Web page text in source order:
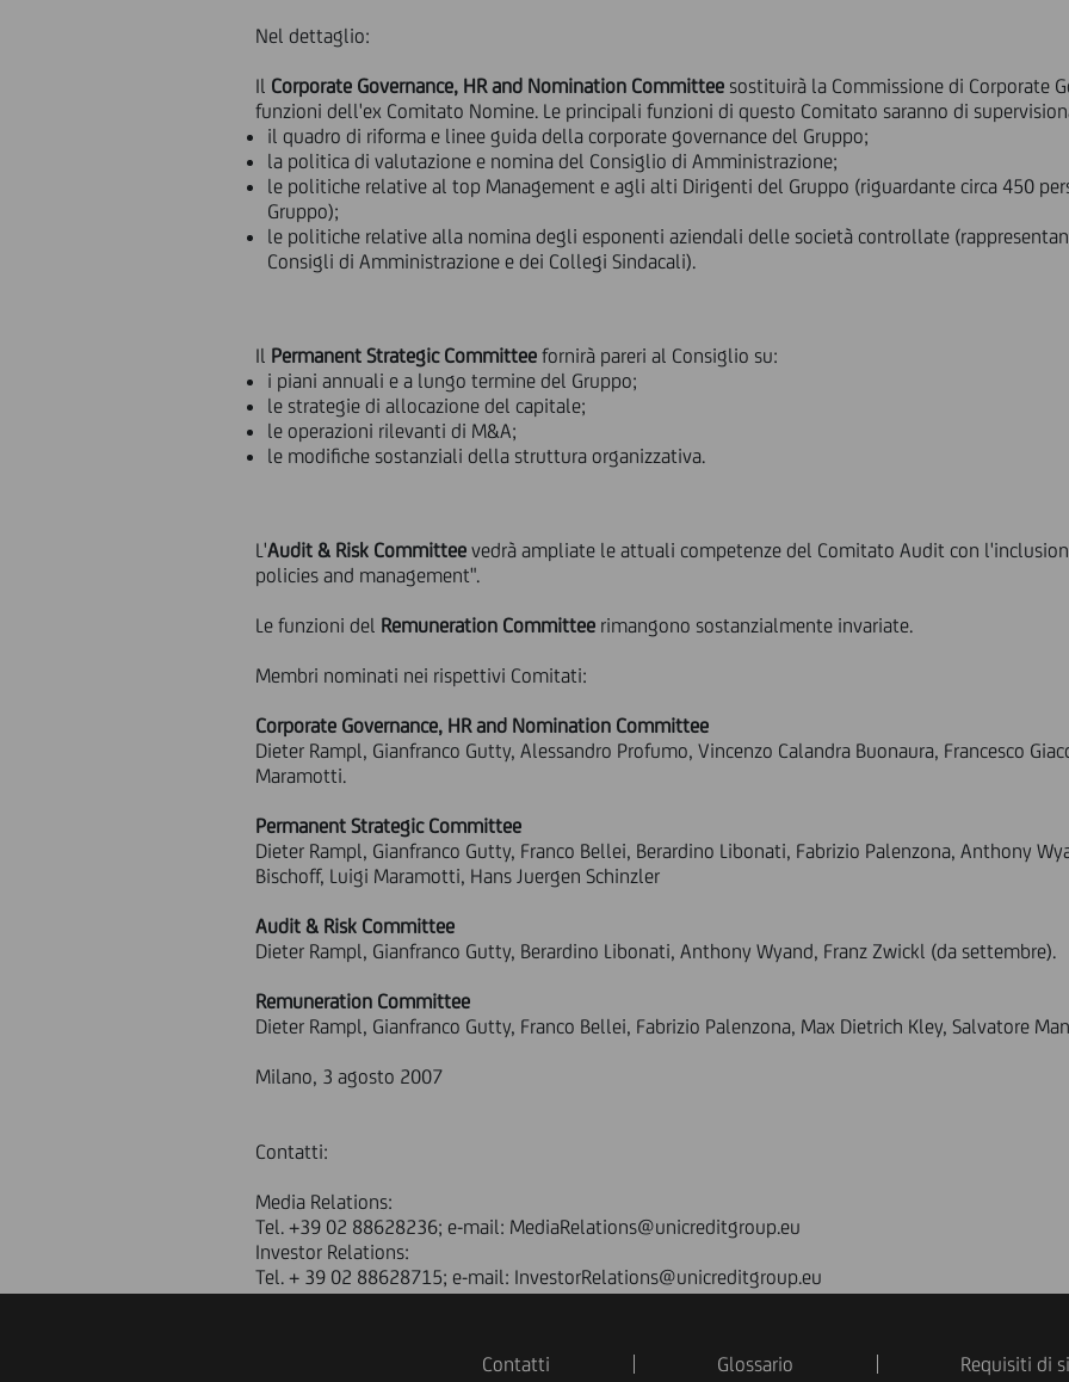
Nel dettaglio:
Il Corporate Governance, HR and Nomination Committee sostituirà la Commissione di Corporate
funzioni dell'ex Comitato Nomine. Le principali funzioni di questo Comitato saranno di
il quadro di riforma e linee guida della corporate governance del Gruppo;
la politica di valutazione e nomina del Consiglio di Amministrazione;
le politiche relative al top Management e agli alti Dirigenti del Gruppo (riguardante circa 450
Gruppo);
le politiche relative alla nomina degli esponenti aziendali delle società controllate
Consigli di Amministrazione e dei Collegi Sindacali).
Il Permanent Strategic Committee fornirà pareri al Consiglio su:
i piani annuali e a lungo termine del Gruppo;
le strategie di allocazione del capitale;
le operazioni rilevanti di M&A;
le modifiche sostanziali della struttura organizzativa.
L'Audit & Risk Committee vedrà ampliate le attuali competenze del Comitato Audit con
policies and management".
Le funzioni del Remuneration Committee rimangono sostanzialmente invariate.
Membri nominati nei rispettivi Comitati:
Corporate Governance, HR and Nomination Committee
Dieter Rampl, Gianfranco Gutty, Alessandro Profumo, Vincenzo Calandra Buonaura, Francesco
Maramotti.
Permanent Strategic Committee
Dieter Rampl, Gianfranco Gutty, Franco Bellei, Berardino Libonati, Fabrizio Palenzona, Anthony
Bischoff, Luigi Maramotti, Hans Juergen Schinzler
Audit & Risk Committee
Dieter Rampl, Gianfranco Gutty, Berardino Libonati, Anthony Wyand, Franz Zwickl (da settembre).
Remuneration Committee
Dieter Rampl, Gianfranco Gutty, Franco Bellei, Fabrizio Palenzona, Max Dietrich Kley, Salvatore
Milano, 3 agosto 2007
Contatti:
Media Relations:
Tel. +39 02 88628236; e-mail: MediaRelations@unicreditgroup.eu
Investor Relations:
Tel. + 39 02 88628715; e-mail: InvestorRelations@unicreditgroup.eu
Contatti Glossario Requisiti di